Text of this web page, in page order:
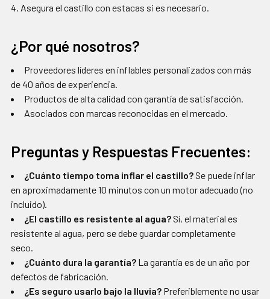
Asegura el castillo con estacas si es necesario.
¿Por qué nosotros?
Proveedores líderes en inflables personalizados con más
de 40 años de experiencia.
Productos de alta calidad con garantía de satisfacción.
Asociados con marcas reconocidas en el mercado.
Preguntas y Respuestas Frecuentes:
¿Cuánto tiempo toma inflar el castillo? Se puede inflar
en aproximadamente 10 minutos con un motor adecuado (no
incluido).
¿El castillo es resistente al agua? Sí, el material es
resistente al agua, pero se debe guardar completamente
seco.
¿Cuánto dura la garantía? La garantía es de un año por
defectos de fabricación.
¿Es seguro usarlo bajo la lluvia? Preferiblemente no usar